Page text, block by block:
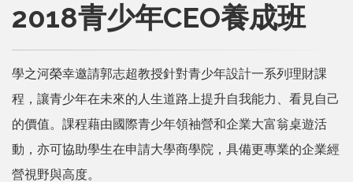
2018青少年CEO養成班
學之河榮幸邀請郭志超教授針對青少年設計一系列理財課
程，讓青少年在未來的人生道路上提升自我能力、看見自己
的價值。課程藉由國際青少年領袖營和企業大富翁桌遊活
動，亦可協助學生在申請大學商學院，具備更專業的企業經
營視野與高度。